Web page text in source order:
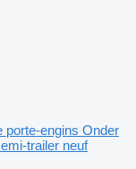
porte-engins Onder
trailer neuf